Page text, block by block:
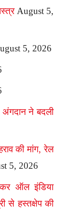
August 5,
5, 2026
अंगदान ने बदली
की मांग, रेल
5, 2026
ऑल इंडिया
से हस्तक्षेप की